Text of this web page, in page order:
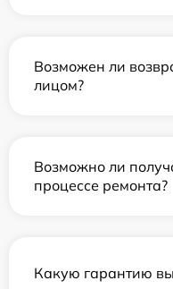
Возможен ли
лицом?
Возможно ли
процессе ремонта?
Какую гарантию